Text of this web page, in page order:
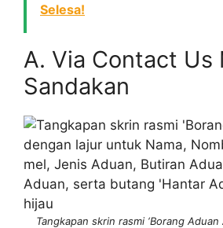
Selesa!
A. Via Contact Us
Sandakan
Tangkapan skrin rasmi ‘Borang Aduan